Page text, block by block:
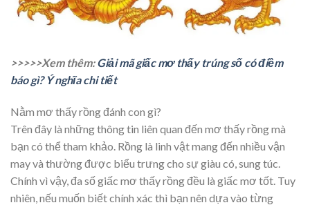
>>>>>Xem thêm:Giải mã giấc mơ thấy trúng số có điềm
báo gì? Ý nghĩa chi tiết
Nằm mơ thấy rồng đánh con gì?
Trên đây là những thông tin liên quan đến mơ thấy rồng mà
bạn có thể tham khảo. Rồng là linh vật mang đến nhiều vận
may và thường được biểu trưng cho sự giàu có, sung túc.
Chính vì vậy, đa số giấc mơ thấy rồng đều là giấc mơ tốt. Tuy
nhiên, nếu muốn biết chính xác thì bạn nên dựa vào từng